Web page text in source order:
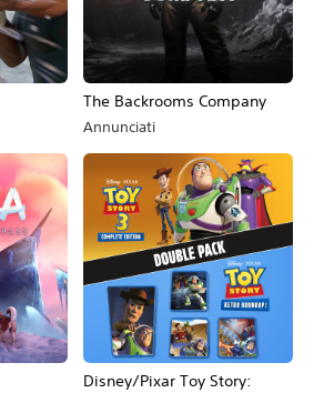
The Backrooms Company
Annunciati
Disney/Pixar Toy Story: